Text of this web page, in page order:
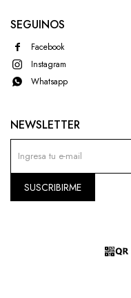
SEGUINOS
Facebook
Instagram
Whatsapp
NEWSLETTER
SUSCRIBIRME